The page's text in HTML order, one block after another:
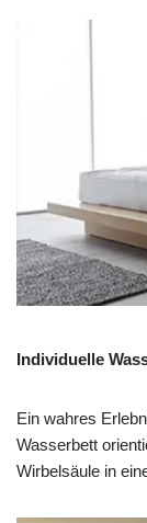
Individuelle
Ein wahres
Wasserbett
Wirbelsäule in